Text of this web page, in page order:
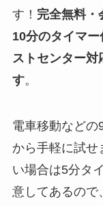
す！ 完全無料・
10分のタイマー
ストセンター対
す。
電車移動などの
から手軽に試せ
い場合は5分タ
意してあるので